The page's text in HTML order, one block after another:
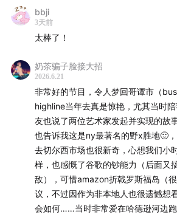
bbji
3天前
太棒了！
奶茶骗子脸接大招
2026.6.21
非常好的节目，令人梦回哥谭市（
highline当年去真是惊艳，尤其当时
友也说了两位艺术家发起并实现的故
也告诉我这是ny最著名的野x胜地🙂
去切尔西市场也很新奇，心想我们小
样，也感慨了谷歌的钞能力（后面又
敌），可惜amazon折戟罗斯福岛（
议，不过因作为非本地人也很遗憾想
会如何……当时非常爱在哈德逊河边